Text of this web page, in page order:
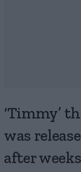
‘Timmy’
was
after